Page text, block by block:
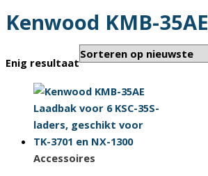
Kenwood KMB-35AE
Enig resultaat
Accessoires